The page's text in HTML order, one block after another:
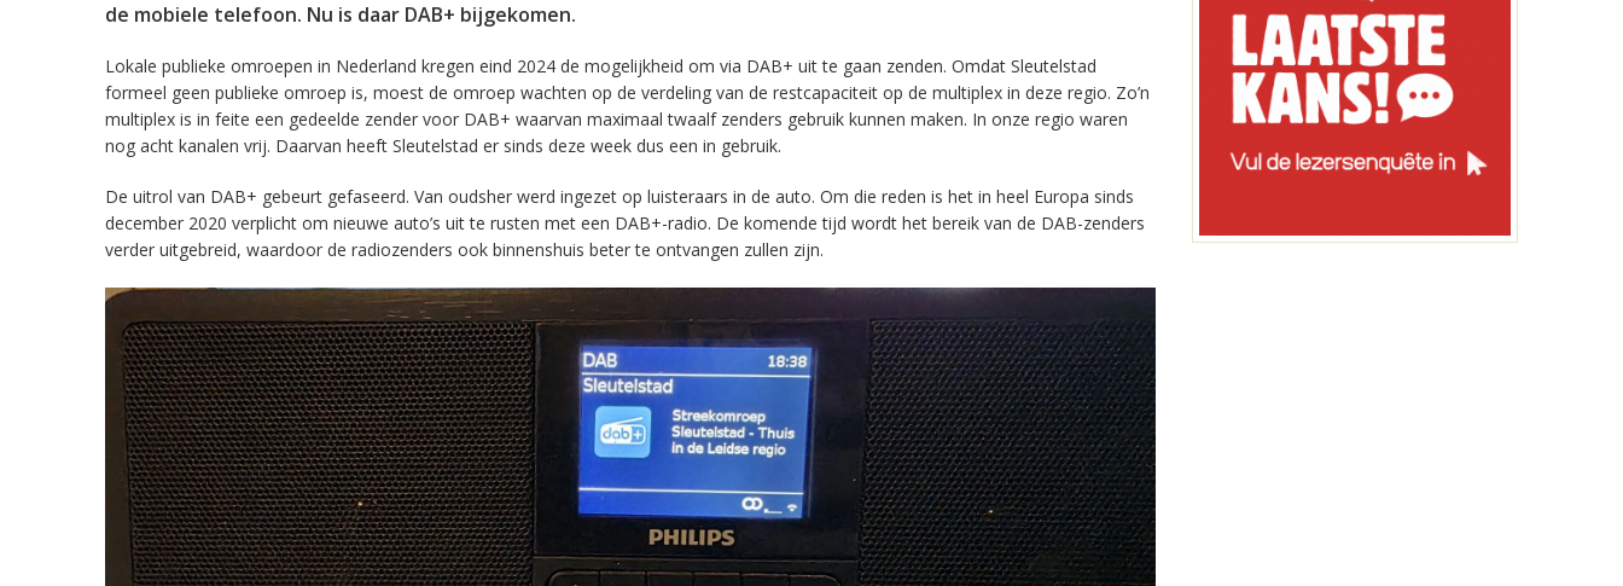
de mobiele telefoon. Nu is daar DAB+ bijgekomen.
Lokale publieke omroepen in Nederland kregen eind 2024 de mogelijkheid om via DAB+ uit te gaan zenden. Omdat Sleutelstad
formeel geen publieke omroep is, moest de omroep wachten op de verdeling van de restcapaciteit op de multiplex in deze regio. Zo’n
multiplex is in feite een gedeelde zender voor DAB+ waarvan maximaal twaalf zenders gebruik kunnen maken. In onze regio waren
nog acht kanalen vrij. Daarvan heeft Sleutelstad er sinds deze week dus een in gebruik.
De uitrol van DAB+ gebeurt gefaseerd. Van oudsher werd ingezet op luisteraars in de auto. Om die reden is het in heel Europa sinds
december 2020 verplicht om nieuwe auto’s uit te rusten met een DAB+-radio. De komende tijd wordt het bereik van de DAB-zenders
verder uitgebreid, waardoor de radiozenders ook binnenshuis beter te ontvangen zullen zijn.